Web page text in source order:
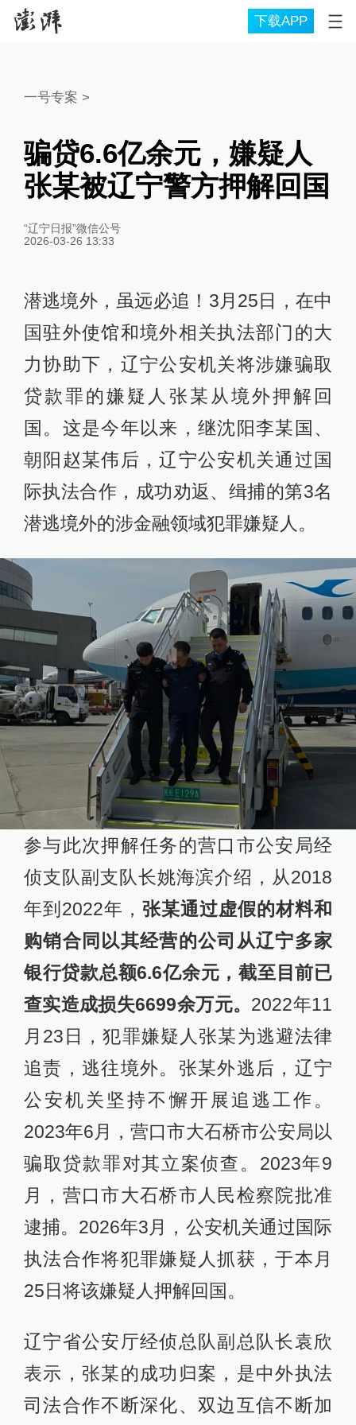
下载APP
一号专案 >
骗贷6.6亿余元，嫌疑人
张某被辽宁警方押解回国
“辽宁日报”微信公号
2026-03-26 13:33
潜逃境外，虽远必追！3月25日，在中
国驻外使馆和境外相关执法部门的大
力协助下，辽宁公安机关将涉嫌骗取
贷款罪的嫌疑人张某从境外押解回
国。这是今年以来，继沈阳李某国、
朝阳赵某伟后，辽宁公安机关通过国
际执法合作，成功劝返、缉捕的第3名
潜逃境外的涉金融领域犯罪嫌疑人。
参与此次押解任务的营口市公安局经
侦支队副支队长姚海滨介绍，从2018
年到2022年， 张某通过虚假的材料和
购销合同以其经营的公司从辽宁多家
银行贷款总额6.6亿余元，截至目前已
查实造成损失6699余万元。 2022年11
月23日，犯罪嫌疑人张某为逃避法律
追责，逃往境外。张某外逃后，辽宁
公安机关坚持不懈开展追逃工作。
2023年6月，营口市大石桥市公安局以
骗取贷款罪对其立案侦查。2023年9
月，营口市大石桥市人民检察院批准
逮捕。2026年3月，公安机关通过国际
执法合作将犯罪嫌疑人抓获，于本月
25日将该嫌疑人押解回国。
辽宁省公安厅经侦总队副总队长袁欣
表示，张某的成功归案，是中外执法
司法合作不断深化、双边互信不断加